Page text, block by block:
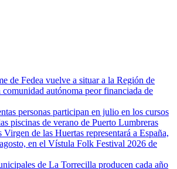
de Fedea vuelve a situar a la Región de
autónoma peor financiada de
personas participan en julio en los cursos
piscinas de verano de Puerto Lumbreras
de las Huertas representará a España,
en el Vístula Folk Festival 2026 de
de La Torrecilla producen cada año